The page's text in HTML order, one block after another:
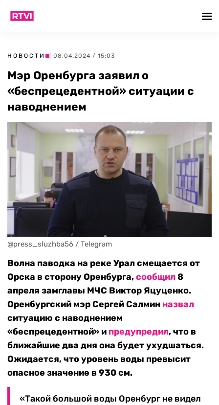
НОВОСТИ | 08.04.2024 / 15:03
Мэр Оренбурга заявил о
«беспрецедентной» ситуации с
наводнением
@press_sluzhba56 / Telegram
Волна паводка на реке Урал смещается от
Орска в сторону Оренбурга,сообщил8
апреля замглавы МЧС Виктор Яцуценко.
Оренбургский мэр Сергей Салмин назвал
ситуацию с наводнением
«беспрецедентной» и предупредил, что в
ближайшие два дня она будет ухудшаться.
Ожидается, что уровень воды превысит
опасное значение в 930 см.
«Такой большой воды Оренбург не видел